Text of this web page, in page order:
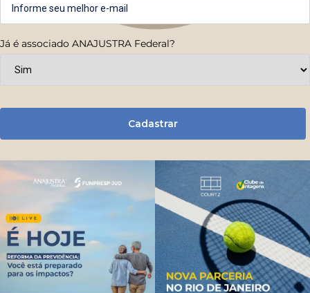
Já é associado ANAJUSTRA Federal?
Cadastrar